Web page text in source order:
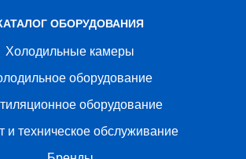
ОБОРУДОВАНИЯ
Холодильные камеры
оборудование
оборудование
и техническое обслуживание